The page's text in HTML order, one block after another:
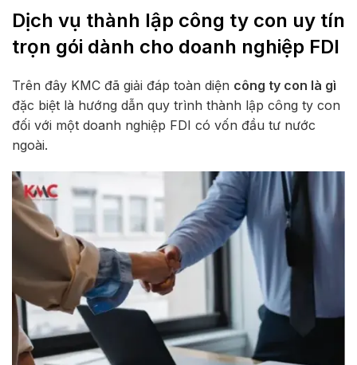
Dịch vụ thành lập công ty con uy tín
trọn gói dành cho doanh nghiệp FDI
Trên đây KMC đã giải đáp toàn diện công ty con là gì
đặc biệt là hướng dẫn quy trình thành lập công ty con
đối với một doanh nghiệp FDI có vốn đầu tư nước
ngoài.